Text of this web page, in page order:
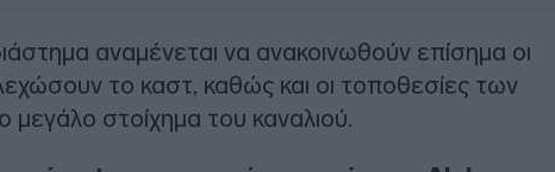
αναμένεται να ανακοινωθούν επίσημα οι
το καστ, καθώς και οι τοποθεσίες των
μεγάλο στοίχημα του καναλιού.